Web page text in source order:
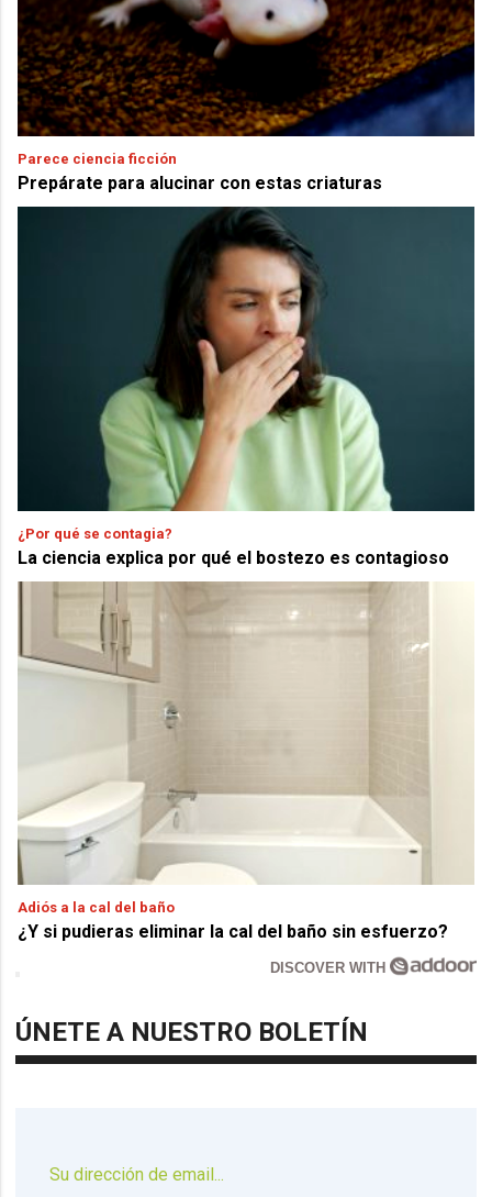
Parece ciencia ficción
Prepárate para alucinar con estas criaturas
¿Por qué se contagia?
La ciencia explica por qué el bostezo es contagioso
Adiós a la cal del baño
¿Y si pudieras eliminar la cal del baño sin esfuerzo?
DISCOVER WITH
ÚNETE A NUESTRO BOLETÍN